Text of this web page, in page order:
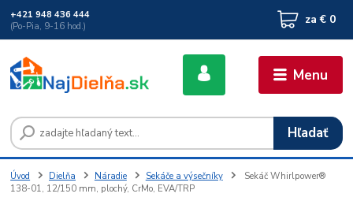
Menu
Hľadať
+421 948 436 444
(Po-Pia, 9-16 hod.)
za € 0
Úvod Dielňa Náradie Sekáče a výsečníky
Sekáč Whirlpower®
138-01, 12/150 mm, plochý, CrMo, EVA/TRP